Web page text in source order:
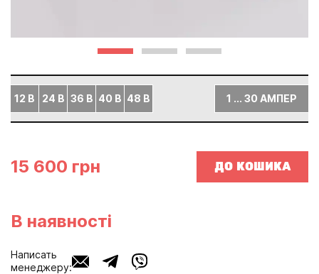
12 В 24 В 36 В 40 В 48 В 1 ... 30 АМПЕР
15 600 грн ДО КОШИКА
В наявності
Написать
менеджеру: